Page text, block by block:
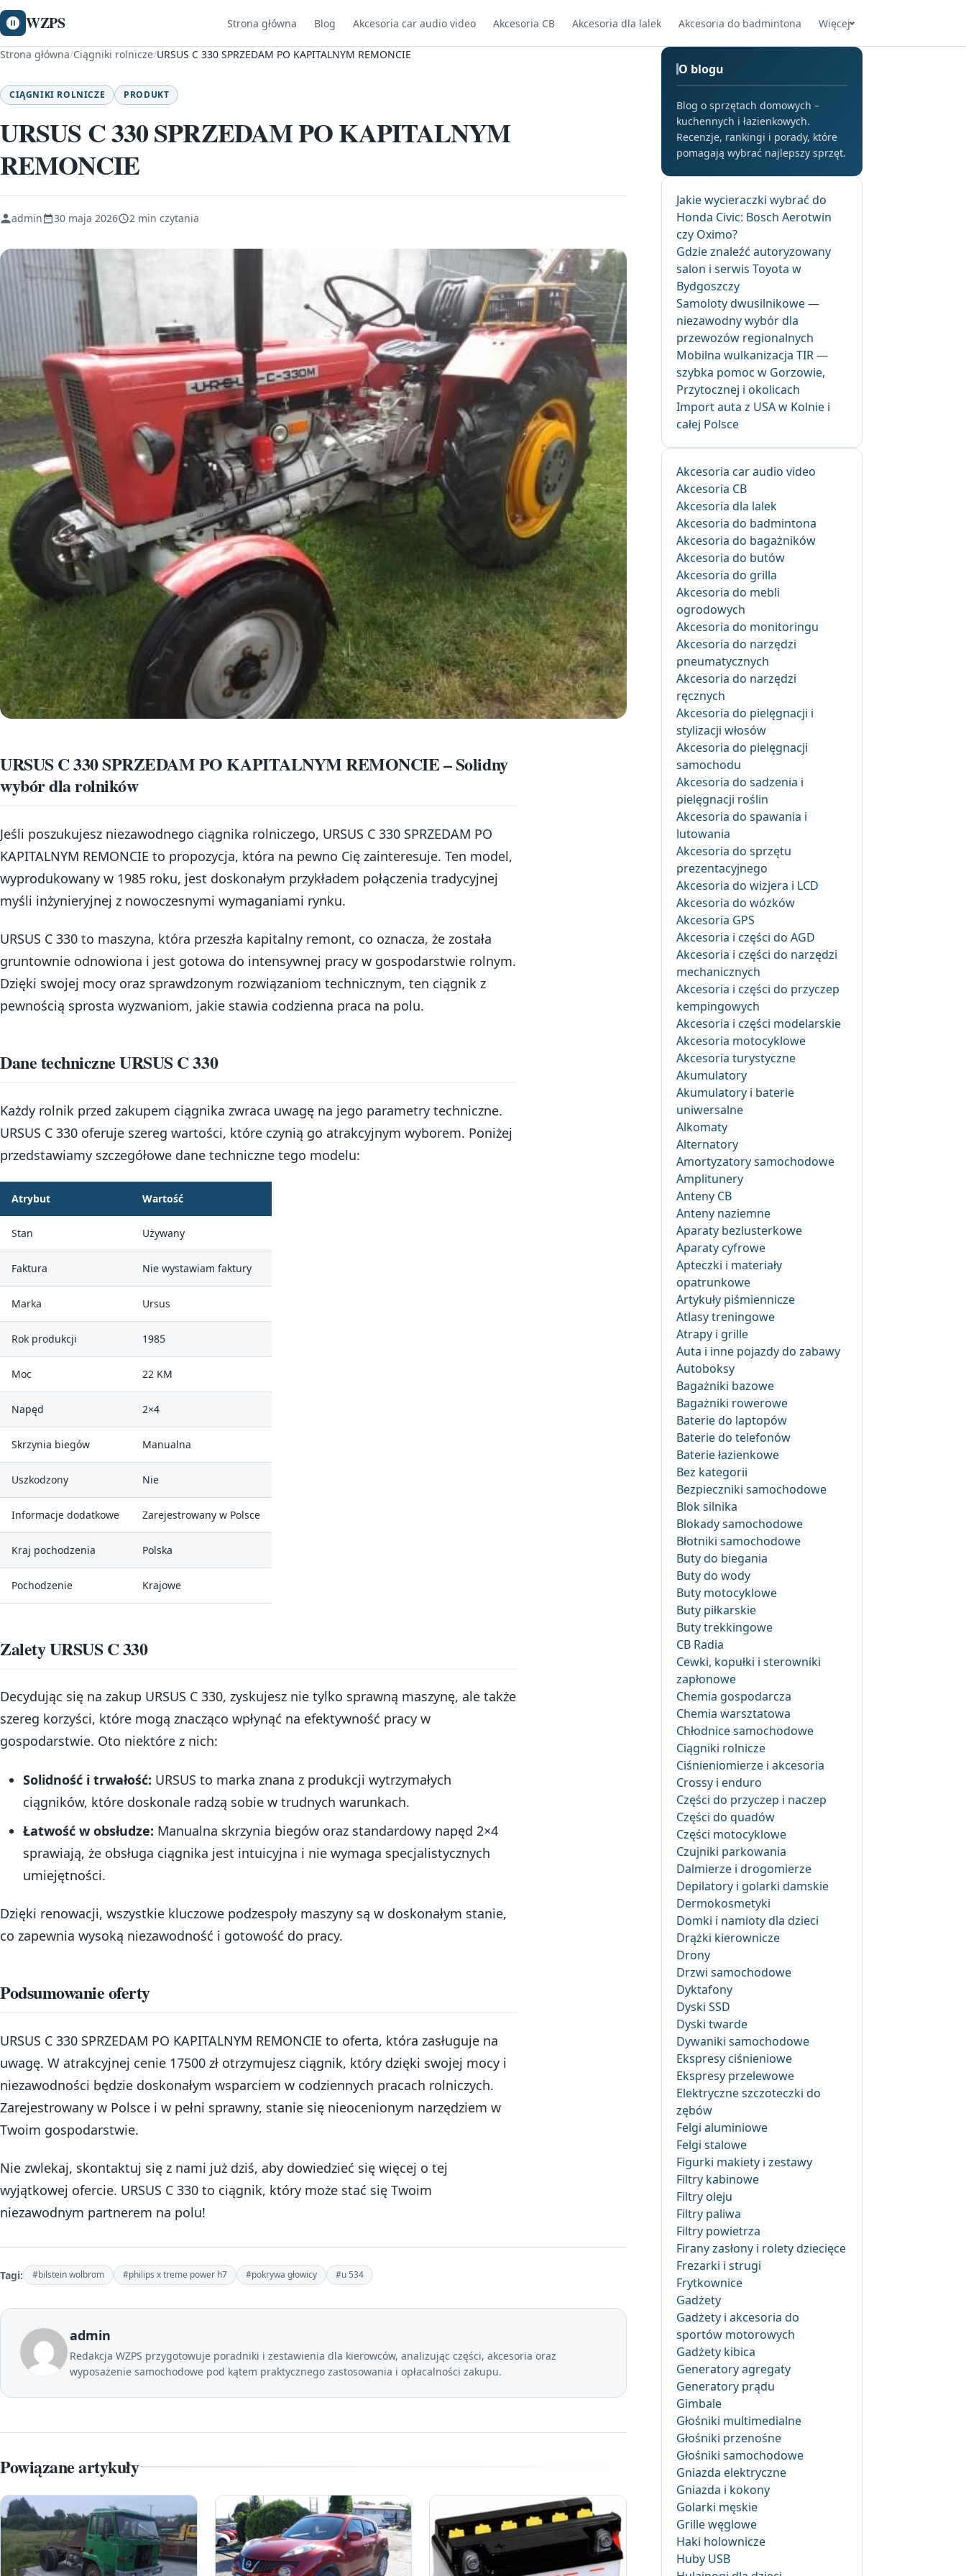
WZPS Strona główna Blog Akcesoria car audio video Akcesoria CB Akcesoria dla lalek Akcesoria do badmintona Więcej
Strona główna/Ciągniki rolnicze/URSUS C 330 SPRZEDAM PO KAPITALNYM REMONCIE
CIĄGNIKI ROLNICZE PRODUKT
URSUS C 330 SPRZEDAM PO KAPITALNYM
REMONCIE
admin 30 maja 2026 2 min czytania
URSUS C 330 SPRZEDAM PO KAPITALNYM REMONCIE – Solidny
wybór dla rolników
Jeśli poszukujesz niezawodnego ciągnika rolniczego, URSUS C 330 SPRZEDAM PO
KAPITALNYM REMONCIE to propozycja, która na pewno Cię zainteresuje. Ten model,
wyprodukowany w 1985 roku, jest doskonałym przykładem połączenia tradycyjnej
myśli inżynieryjnej z nowoczesnymi wymaganiami rynku.
URSUS C 330 to maszyna, która przeszła kapitalny remont, co oznacza, że została
gruntownie odnowiona i jest gotowa do intensywnej pracy w gospodarstwie rolnym.
Dzięki swojej mocy oraz sprawdzonym rozwiązaniom technicznym, ten ciągnik z
pewnością sprosta wyzwaniom, jakie stawia codzienna praca na polu.
Dane techniczne URSUS C 330
Każdy rolnik przed zakupem ciągnika zwraca uwagę na jego parametry techniczne.
URSUS C 330 oferuje szereg wartości, które czynią go atrakcyjnym wyborem. Poniżej
przedstawiamy szczegółowe dane techniczne tego modelu:
Atrybut Wartość
Stan Używany
Faktura Nie wystawiam faktury
Marka Ursus
Rok produkcji 1985
Moc 22 KM
Napęd 2×4
Skrzynia biegów Manualna
Uszkodzony Nie
Informacje dodatkowe Zarejestrowany w Polsce
Kraj pochodzenia Polska
Pochodzenie Krajowe
Zalety URSUS C 330
Decydując się na zakup URSUS C 330, zyskujesz nie tylko sprawną maszynę, ale także
szereg korzyści, które mogą znacząco wpłynąć na efektywność pracy w
gospodarstwie. Oto niektóre z nich:
Solidność i trwałość: URSUS to marka znana z produkcji wytrzymałych
ciągników, które doskonale radzą sobie w trudnych warunkach.
Łatwość w obsłudze: Manualna skrzynia biegów oraz standardowy napęd 2×4
sprawiają, że obsługa ciągnika jest intuicyjna i nie wymaga specjalistycznych
umiejętności.
Dzięki renowacji, wszystkie kluczowe podzespoły maszyny są w doskonałym stanie,
co zapewnia wysoką niezawodność i gotowość do pracy.
Podsumowanie oferty
URSUS C 330 SPRZEDAM PO KAPITALNYM REMONCIE to oferta, która zasługuje na
uwagę. W atrakcyjnej cenie 17500 zł otrzymujesz ciągnik, który dzięki swojej mocy i
niezawodności będzie doskonałym wsparciem w codziennych pracach rolniczych.
Zarejestrowany w Polsce i w pełni sprawny, stanie się nieocenionym narzędziem w
Twoim gospodarstwie.
Nie zwlekaj, skontaktuj się z nami już dziś, aby dowiedzieć się więcej o tej
wyjątkowej ofercie. URSUS C 330 to ciągnik, który może stać się Twoim
niezawodnym partnerem na polu!
Tagi: #bilstein wolbrom #philips x treme power h7 #pokrywa głowicy #u 534
admin
Redakcja WZPS przygotowuje poradniki i zestawienia dla kierowców, analizując części, akcesoria oraz
wyposażenie samochodowe pod kątem praktycznego zastosowania i opłacalności zakupu.
Powiązane artykuły
O blogu
Blog o sprzętach domowych –
kuchennych i łazienkowych.
Recenzje, rankingi i porady, które
pomagają wybrać najlepszy sprzęt.
Jakie wycieraczki wybrać do
Honda Civic: Bosch Aerotwin
czy Oximo?
Gdzie znaleźć autoryzowany
salon i serwis Toyota w
Bydgoszczy
Samoloty dwusilnikowe —
niezawodny wybór dla
przewozów regionalnych
Mobilna wulkanizacja TIR —
szybka pomoc w Gorzowie,
Przytocznej i okolicach
Import auta z USA w Kolnie i
całej Polsce
Akcesoria car audio video
Akcesoria CB
Akcesoria dla lalek
Akcesoria do badmintona
Akcesoria do bagażników
Akcesoria do butów
Akcesoria do grilla
Akcesoria do mebli
ogrodowych
Akcesoria do monitoringu
Akcesoria do narzędzi
pneumatycznych
Akcesoria do narzędzi
ręcznych
Akcesoria do pielęgnacji i
stylizacji włosów
Akcesoria do pielęgnacji
samochodu
Akcesoria do sadzenia i
pielęgnacji roślin
Akcesoria do spawania i
lutowania
Akcesoria do sprzętu
prezentacyjnego
Akcesoria do wizjera i LCD
Akcesoria do wózków
Akcesoria GPS
Akcesoria i części do AGD
Akcesoria i części do narzędzi
mechanicznych
Akcesoria i części do przyczep
kempingowych
Akcesoria i części modelarskie
Akcesoria motocyklowe
Akcesoria turystyczne
Akumulatory
Akumulatory i baterie
uniwersalne
Alkomaty
Alternatory
Amortyzatory samochodowe
Amplitunery
Anteny CB
Anteny naziemne
Aparaty bezlusterkowe
Aparaty cyfrowe
Apteczki i materiały
opatrunkowe
Artykuły piśmiennicze
Atlasy treningowe
Atrapy i grille
Auta i inne pojazdy do zabawy
Autoboksy
Bagażniki bazowe
Bagażniki rowerowe
Baterie do laptopów
Baterie do telefonów
Baterie łazienkowe
Bez kategorii
Bezpieczniki samochodowe
Blok silnika
Blokady samochodowe
Błotniki samochodowe
Buty do biegania
Buty do wody
Buty motocyklowe
Buty piłkarskie
Buty trekkingowe
CB Radia
Cewki, kopułki i sterowniki
zapłonowe
Chemia gospodarcza
Chemia warsztatowa
Chłodnice samochodowe
Ciągniki rolnicze
Ciśnieniomierze i akcesoria
Crossy i enduro
Części do przyczep i naczep
Części do quadów
Części motocyklowe
Czujniki parkowania
Dalmierze i drogomierze
Depilatory i golarki damskie
Dermokosmetyki
Domki i namioty dla dzieci
Drążki kierownicze
Drony
Drzwi samochodowe
Dyktafony
Dyski SSD
Dyski twarde
Dywaniki samochodowe
Ekspresy ciśnieniowe
Ekspresy przelewowe
Elektryczne szczoteczki do
zębów
Felgi aluminiowe
Felgi stalowe
Figurki makiety i zestawy
Filtry kabinowe
Filtry oleju
Filtry paliwa
Filtry powietrza
Firany zasłony i rolety dziecięce
Frezarki i strugi
Frytkownice
Gadżety
Gadżety i akcesoria do
sportów motorowych
Gadżety kibica
Generatory agregaty
Generatory prądu
Gimbale
Głośniki multimedialne
Głośniki przenośne
Głośniki samochodowe
Gniazda elektryczne
Gniazda i kokony
Golarki męskie
Grille węglowe
Haki holownicze
Huby USB